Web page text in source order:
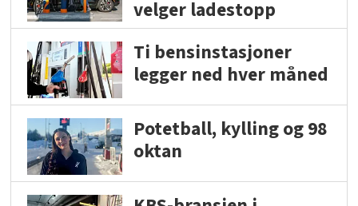
velger ladestopp
Ti bensinstasjoner
legger ned hver måned
Potetball, kylling og 98
oktan